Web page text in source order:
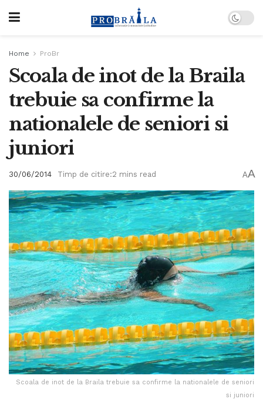
Home ProBr
Scoala de inot de la Braila
trebuie sa confirme la
nationalele de seniori si
juniori
30/06/2014 Timp de citire:2 mins read AA
Scoala de inot de la Braila trebuie sa confirme la nationalele de seniori
si juniori